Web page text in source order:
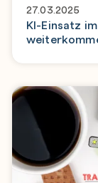
27.03.2025
KI-Einsatz